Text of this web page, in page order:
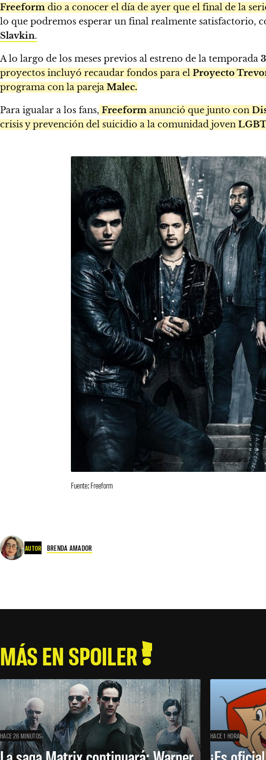
Freeform dio a conocer el día de ayer que el final de la
lo que podremos esperar un final realmente satisfactorio,
Slavkin.
A lo largo de los meses previos al estreno de la temporada
proyectos incluyó recaudar fondos para el Proyecto
programa con la pareja Malec.
Para igualar a los fans, Freeform anunció que junto con
crisis y prevención del suicidio a la comunidad joven
Fuente: Freeform
AUTOR BRENDA AMADOR
MÁS EN SPOILER
HACE 26 MINUTOS HACE 1 HORA